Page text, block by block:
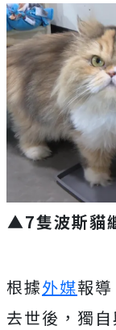
▲7隻波斯貓
根據外媒報
去世後，獨